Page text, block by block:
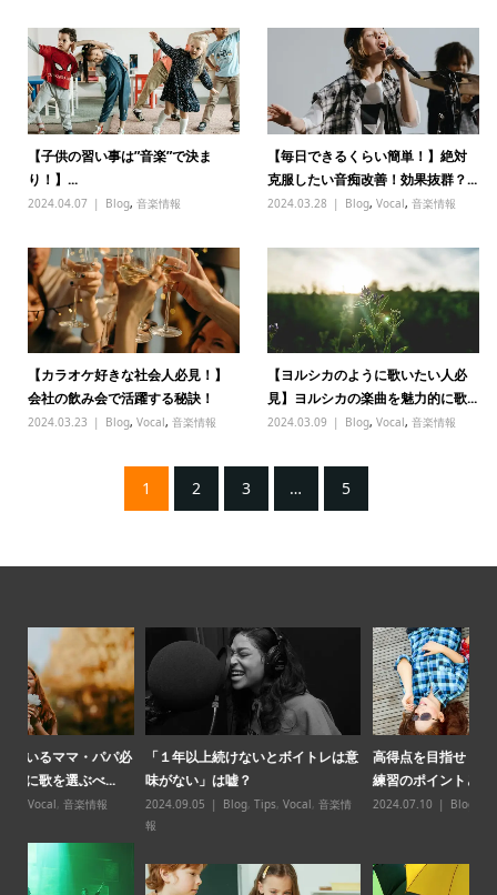
【子供の習い事は”音楽”で決ま
り！】...
2024.04.07 Blog, 音楽情報
【毎日できるくらい簡単！】絶対
克服したい音痴改善！効果抜群？...
2024.03.28 Blog,Vocal,音楽情報
【カラオケ好きな社会人必見！】
会社の飲み会で活躍する秘訣！
2024.03.23 Blog, Vocal, 音楽情報
【ヨルシカのように歌いたい人必
見】ヨルシカの楽曲を魅力的に歌...
2024.03.09 Blog,Vocal,音楽情報
1 2 3 … 5
「１年以上続けないとボイトレは意
味がない」は嘘？
2024.09.05 Blog Tips,Vocal,音楽情
高得点を目指せ！夏休みのカラオケ
練習のポイントとコツ
2024.07.10 Blog Vocal,音楽情報